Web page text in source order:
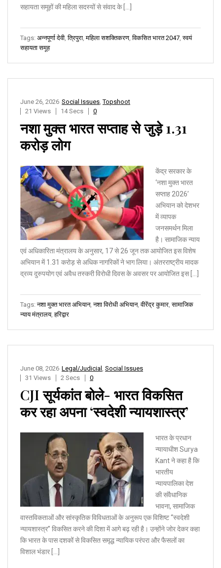
सहायता समूहों की महिला सदस्यों से संवाद के […]
Tags: अन्नपूर्णा देवी ,त्रिपुरा ,महिला सशक्तिकरण ,विकसित भारत 2047 ,स्वयं
सहायता समूह
Social Issues ,Topshoot
June 26, 2026
21 Views
14 Secs 0
नशा मुक्त भारत सप्ताह से जुड़े 1.31
करोड़ लोग
केंद्र सरकार के
‘नशा मुक्त भारत
सप्ताह 2026’
अभियान को देशभर
में व्यापक
जनसमर्थन मिला
है। सामाजिक न्याय
एवं अधिकारिता मंत्रालय के अनुसार, 17 से 26 जून तक आयोजित इस विशेष
अभियान में 1.31 करोड़ से अधिक नागरिकों ने भाग लिया। अंतरराष्ट्रीय मादक
द्रव्य दुरुपयोग एवं अवैध तस्करी विरोधी दिवस के अवसर पर आयोजित इस […]
Tags:नशा मुक्त भारत अभियान,नशा विरोधी अभियान,वीरेंद्र कुमार ,सामाजिक
न्याय मंत्रालय,हरिद्वार
Legal/Judicial Social Issues
June 08, 2026
31 Views
2 Secs 0
CJI सूर्यकांत बोले- भारत विकसित
कर रहा अपना ‘स्वदेशी न्यायशास्त्र’
भारत के प्रधान
न्यायाधीश Surya
Kant ने कहा है कि
भारतीय
न्यायपालिका देश
की संवैधानिक
भावना, सामाजिक
वास्तविकताओं और सांस्कृतिक विविधताओं के अनुरूप एक विशिष्ट “स्वदेशी
न्यायशास्त्र” विकसित करने की दिशा में आगे बढ़ रही है। उन्होंने जोर देकर कहा
कि भारत के पास दशकों से विकसित समृद्ध न्यायिक परंपरा और फैसलों का
विशाल भंडार […]